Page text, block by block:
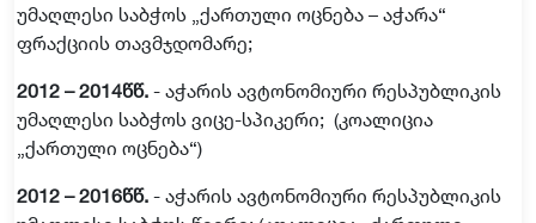
უმაღლესი საბჭოს „ქართული ოცნება – აჭარა“
ფრაქციის თავმჯდომარე;
2012 – 2014წწ. - აჭარის ავტონომიური რესპუბლიკის
უმაღლესი საბჭოს ვიცე-სპიკერი; (კოალიცია
„ქართული ოცნება“)
2012 – 2016წწ. - აჭარის ავტონომიური რესპუბლიკის